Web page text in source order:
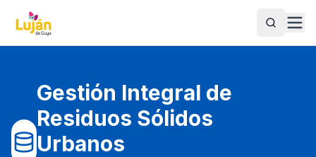
Buscar
Gestión Integral de
Residuos Sólidos
Urbanos